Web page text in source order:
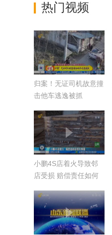
热门视频
归案！无证司机故意撞
击他车逃逸被抓
小鹏4S店着火导致邻
店受损 赔偿责任如何